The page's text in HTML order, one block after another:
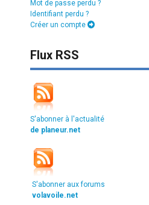
Mot de passe perdu ?
Identifiant perdu ?
Créer un compte
Flux RSS
S'abonner à l'actualité
de planeur.net
S'abonner aux forums
volavoile.net